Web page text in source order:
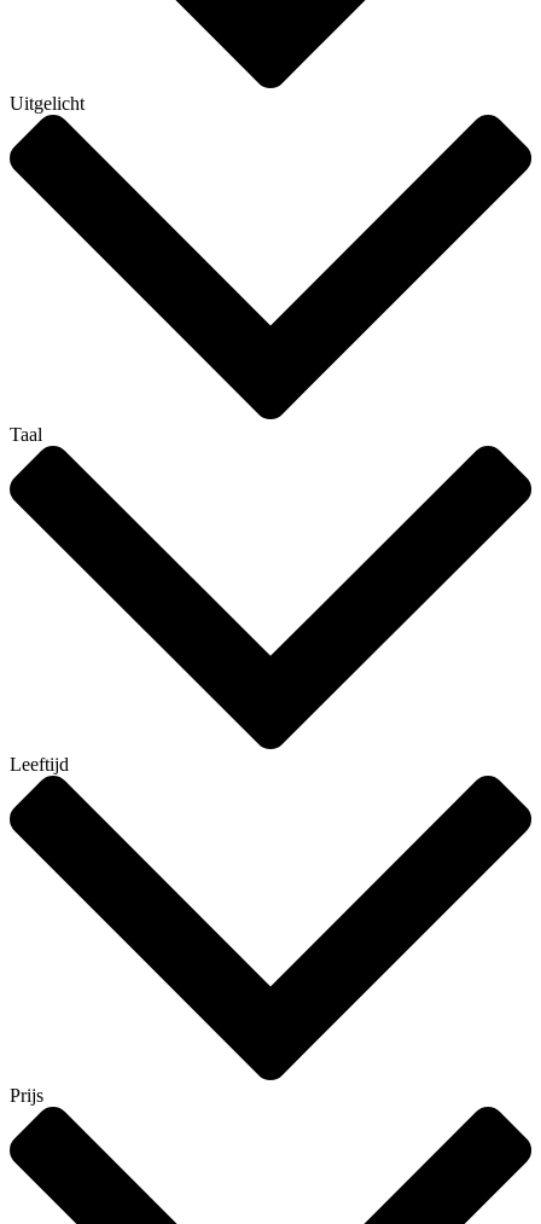
Uitgelicht
Taal
Leeftijd
Prijs